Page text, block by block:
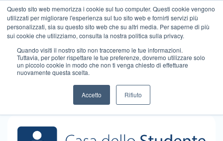
Questo sito web memorizza i cookie sul tuo computer. Questi cookie vengono
utilizzati per migliorare l'esperienza sul tuo sito web e fornirti servizi più
personalizzati, sia su questo sito web che su altri media. Per saperne di più
sui cookie che utilizziamo, consulta la nostra politica sulla privacy.
Quando visiti il ​​nostro sito non tracceremo le tue informazioni.
Tuttavia, per poter rispettare le tue preferenze, dovremo utilizzare solo
un piccolo cookie in modo che non ti venga chiesto di effettuare
nuovamente questa scelta.
Accetto Rifiuto